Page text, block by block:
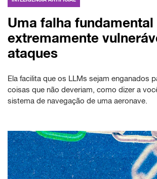
Uma falha fundamental
extremamente
ataques
Ela facilita que os LLMs sejam enganados
coisas que não deveriam, como dizer a
sistema de navegação de uma aeronave.